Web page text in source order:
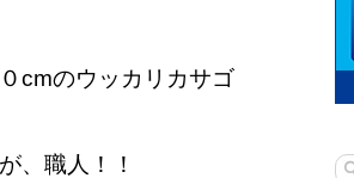
cmのウッカリカサゴ
、職人！！